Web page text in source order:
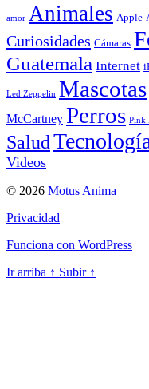
amor Animales Apple
Curiosidades Cámaras
Guatemala Internet
Led Zeppelin Mascotas
McCartney Perros Pink
Salud
Videos
© 2026 Motus Anima
Privacidad
Funciona con WordPress
Ir arriba ↑ Subir ↑